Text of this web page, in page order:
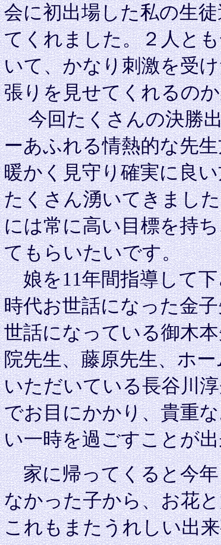
会に初出場した私の生
てくれました。２人と
いて、かなり刺激を受
張りを見せてくれるの
今回たくさんの決勝出
ーあふれる情熱的な先
暖かく見守り確実に良
たくさん湧いてきまし
には常に高い目標を持
てもらいたいです。
娘を11年間指導して下
時代お世話になった金
世話になっている御木
院先生、藤原先生、ホ
いただいている長谷川
でお目にかかり、貴重
い一時を過ごすことが
家に帰ってくると今年
なかった子から、お花
これもまたうれしい出